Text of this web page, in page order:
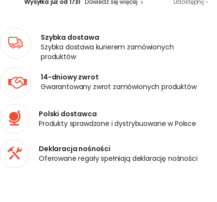
Wysyłka już od 17zł Dowiedz się więcej Udostępnij
Szybka dostawa
Szybka dostawa kurierem zamówionych
produktów
14-dniowy zwrot
Gwarantowany zwrot zamówionych produktów
Polski dostawca
Produkty sprawdzone i dystrybuowane w Polsce
Deklaracja nośności
Oferowane regały spełniają deklarację nośności